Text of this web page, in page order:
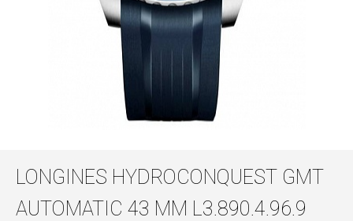
LONGINES HYDROCONQUEST GMT
AUTOMATIC 43 MM L3.890.4.96.9